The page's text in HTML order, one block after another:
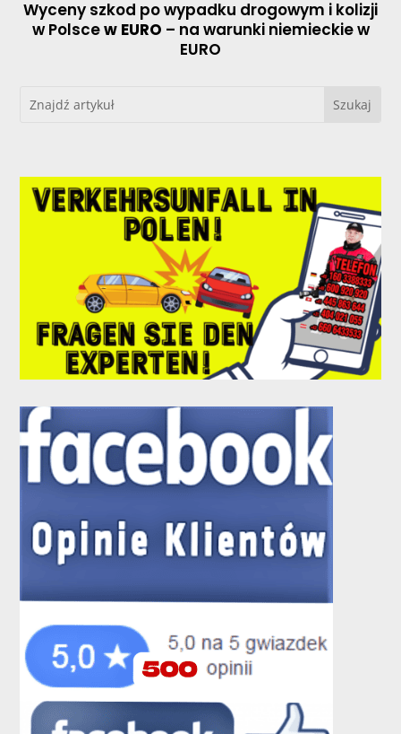
Wyceny szkod po wypadku drogowym i kolizji
w Polscew EURO – na warunki niemieckie w
EURO